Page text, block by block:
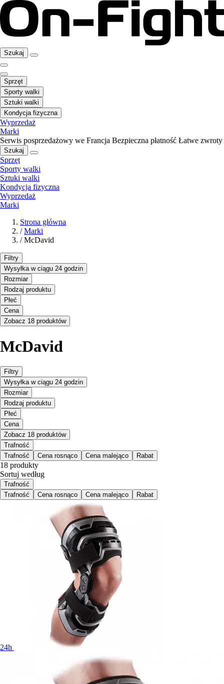
Szukaj
Sprzęt
Sporty walki
Sztuki walki
Kondycja fizyczna
Wyprzedaż
Marki
Serwis posprzedażowy we Francja Bezpieczna płatność Łatwe zwroty
Szukaj
Sprzęt
Sporty walki
Sztuki walki
Kondycja fizyczna
Wyprzedaż
Marki
Strona główna
/ Marki
/ McDavid
Filtry
Wysyłka w ciągu 24 godzin
Rozmiar
Rodzaj produktu
Płeć
Cena
Zobacz 18 produktów
McDavid
Filtry
Wysyłka w ciągu 24 godzin
Rozmiar
Rodzaj produktu
Płeć
Cena
Zobacz 18 produktów
Trafność
Trafność
Cena rosnąco Cena malejąco Rabat
18 produkty
Sortuj według
Trafność
Trafność
Cena rosnąco Cena malejąco Rabat
24h